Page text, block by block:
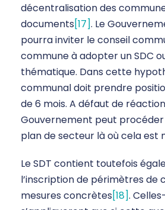
décentralisation des
documents[17]. Le
pourra inviter le conseil
commune à adopter un SDC
thématique. Dans cette
communal doit prendre
de 6 mois. A défaut de
Gouvernement peut procéder
plan de secteur là où cela est
Le SDT contient toutefois
l’inscription de périmètres de
mesures concrètes[18].